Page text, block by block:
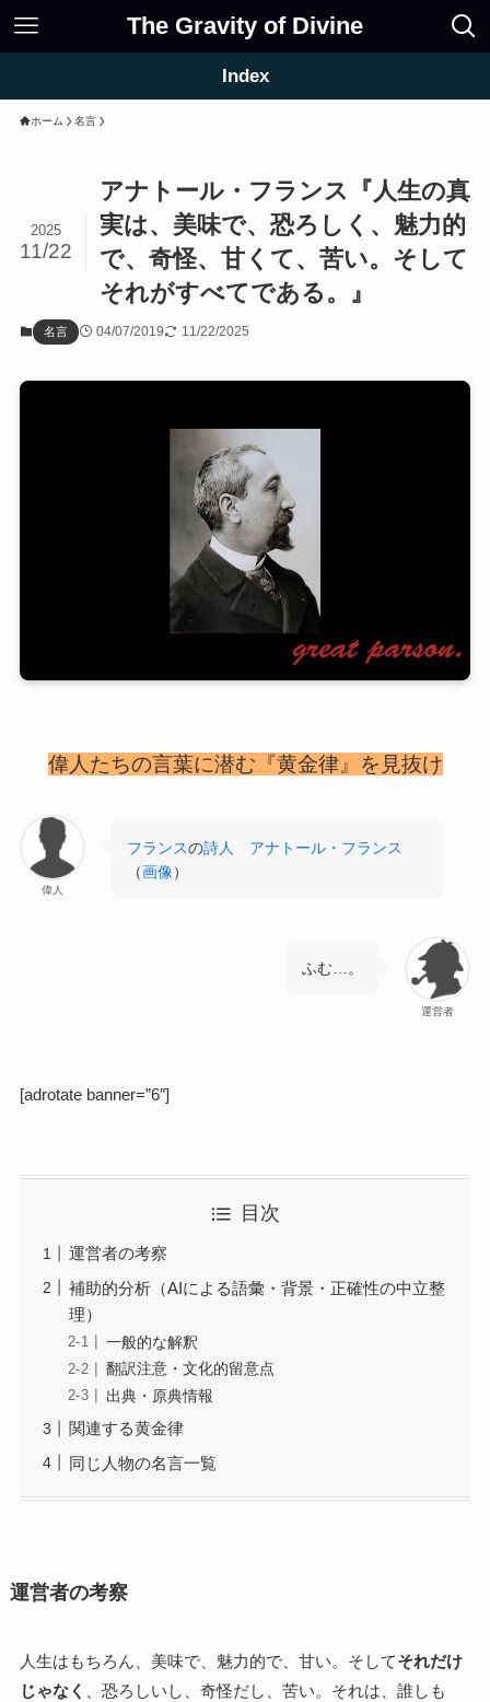
The Gravity of Divine
Index
ホーム 名言
アナトール・フランス『人生の真
実は、美味で、恐ろしく、魅力的
で、奇怪、甘くて、苦い。そして
それがすべてである。』
2025
11/22
名言 04/07/2019 11/22/2025
偉人たちの言葉に潜む『黄金律』を見抜け
偉人
フランスの詩人
アナトール・フランス
（画像）
運営者
ふむ…。
[adrotate banner=”6″]
目次
運営者の考察
補助的分析（AIによる語彙・背景・正確性の中立整
理）
一般的な解釈
翻訳注意・文化的留意点
出典・原典情報
関連する黄金律
同じ人物の名言一覧
運営者の考察
人生はもちろん、美味で、魅力的で、甘い。そしてそれだけ
じゃなく 、恐ろしいし、奇怪だし、苦い。それは、誰しも